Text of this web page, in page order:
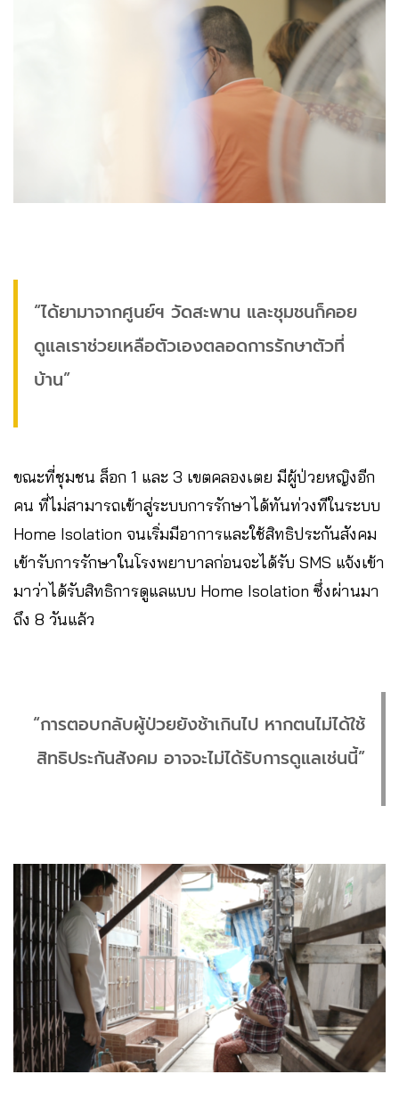
“ได้ยามาจากศูนย์ฯ วัดสะพาน และชุมชนก็คอย
ดูแลเราช่วยเหลือตัวเองตลอดการรักษาตัวที่
บ้าน”
ขณะที่ชุมชน ล็อก 1 และ 3 เขตคลองเตย มีผู้ป่วยหญิงอีก
คน ที่ไม่สามารถเข้าสู่ระบบการรักษาได้ทันท่วงทีในระบบ
Home Isolation จนเริ่มมีอาการและใช้สิทธิประกันสังคม
เข้ารับการรักษาในโรงพยาบาลก่อนจะได้รับ SMS แจ้งเข้า
มาว่าได้รับสิทธิการดูแลแบบ Home Isolation ซึ่งผ่านมา
ถึง 8 วันแล้ว
“การตอบกลับผู้ป่วยยังช้าเกินไป หากตนไม่ได้ใช้
สิทธิประกันสังคม อาจจะไม่ได้รับการดูแลเช่นนี้”